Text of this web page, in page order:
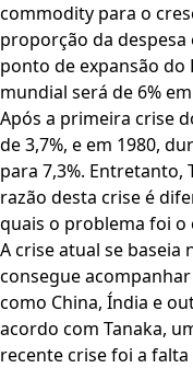
commodity para o
proporção da
ponto de expansão
mundial será de 6%
Após a primeira crise
de 3,7%, e em 1980,
para 7,3%. Entretanto,
razão desta crise é
quais o problema foi
A crise atual se
consegue
como China, Índia e
acordo com Tanaka,
recente crise foi a